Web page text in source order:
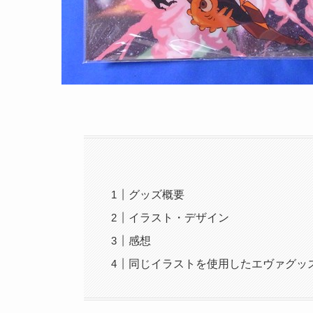
グッズ概要
イラスト・デザイン
感想
同じイラストを使用したエヴァグッ